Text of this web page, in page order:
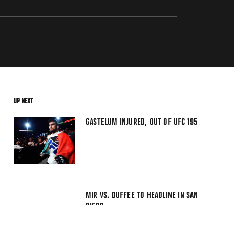
UP NEXT
GASTELUM INJURED, OUT OF UFC 195
MIR VS. DUFFEE TO HEADLINE IN SAN
DIEGO